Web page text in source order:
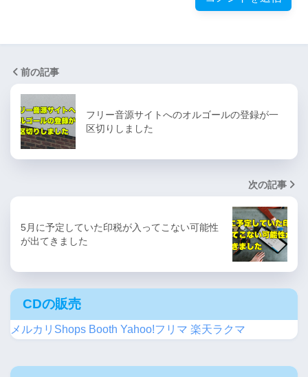
前の記事
フリー音源サイトへのオルゴールの登録が一
区切りしました
次の記事
5月に予定していた印税が入ってこない可能性
が出てきました
CDの販売
メルカリShops Booth Yahoo!フリマ 楽天ラクマ